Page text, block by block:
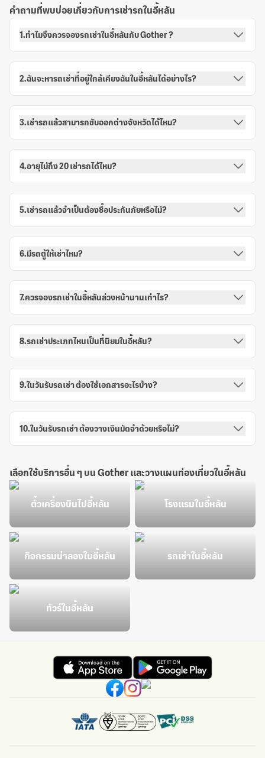
คำถามที่พบบ่อยเกี่ยวกับการเช่ารถในอี้หลัน
1.ทำไมจึงควรจองรถเช่าในอี้หลันกับ Gother ?
2.ฉันจะหารถเช่าที่อยู่ใกล้เคียงฉันในอี้หลันได้อย่างไร?
3.เช่ารถแล้วสามารถขับออกต่างจังหวัดได้ไหม?
4.อายุไม่ถึง 20 เช่ารถได้ไหม?
5.เช่ารถแล้วจำเป็นต้องซื้อประกันภัยหรือไม่?
6.มีรถตู้ให้เช่าไหม?
7.ควรจองรถเช่าในอี้หลันล่วงหน้านานเท่าไร?
8.รถเช่าประเภทไหนเป็นที่นิยมในอี้หลัน?
9.ในวันรับรถเช่า ต้องใช้เอกสารอะไรบ้าง?
10.ในวันรับรถเช่า ต้องวางเงินมัดจำด้วยหรือไม่?
เลือกใช้บริการอื่น ๆ บน Gother และวางแผนท่องเที่ยวในอี้หลัน
ตั๋วเครื่องบินไปอี้หลัน โรงแรมในอี้หลัน
กิจกรรมน่าลองในอี้หลัน รถเช่าในอี้หลัน
ทัวร์ในอี้หลัน